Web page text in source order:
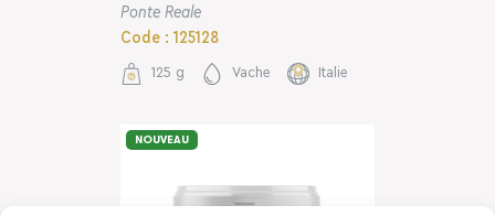
Ponte Reale
Code : 125128
125 g Vache Italie
NOUVEAU